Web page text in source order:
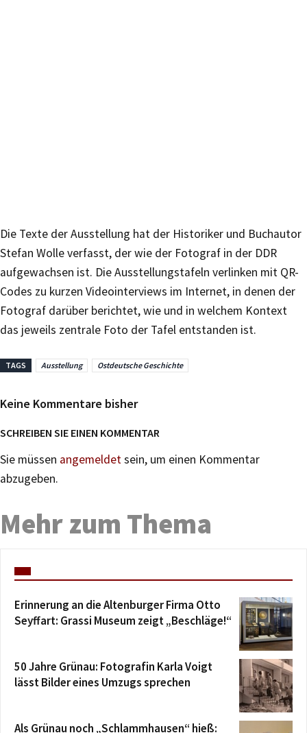
Die Texte der Ausstellung hat der Historiker und Buchautor
Stefan Wolle verfasst, der wie der Fotograf in der DDR
aufgewachsen ist. Die Ausstellungstafeln verlinken mit QR-
Codes zu kurzen Videointerviews im Internet, in denen der
Fotograf darüber berichtet, wie und in welchem Kontext
das jeweils zentrale Foto der Tafel entstanden ist.
TAGS Ausstellung Ostdeutsche Geschichte
Keine Kommentare bisher
SCHREIBEN SIE EINEN KOMMENTAR
Sie müssen angemeldetsein, um einen Kommentar
abzugeben.
Mehr zum Thema
Erinnerung an die Altenburger Firma Otto
Seyffart: Grassi Museum zeigt „Beschläge!“
50 Jahre Grünau: Fotografin Karla Voigt
lässt Bilder eines Umzugs sprechen
Als Grünau noch „Schlammhausen“ hieß: